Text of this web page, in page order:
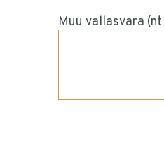
Muu vallasvara